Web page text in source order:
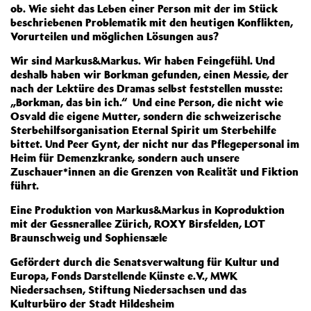
ob. Wie sieht das Leben einer Person mit der im Stück
beschriebenen Problematik mit den heutigen Konflikten,
Vorurteilen und möglichen Lösungen aus?
Wir sind Markus&Markus. Wir haben Feingefühl. Und
deshalb haben wir Borkman gefunden, einen Messie, der
nach der Lektüre des Dramas selbst feststellen musste:
„Borkman, das bin ich.“ Und eine Person, die nicht wie
Osvald die eigene Mutter, sondern die schweizerische
Sterbehilfsorganisation Eternal Spirit um Sterbehilfe
bittet. Und Peer Gynt, der nicht nur das Pflegepersonal im
Heim für Demenzkranke, sondern auch unsere
Zuschauer*innen an die Grenzen von Realität und Fiktion
führt.
Eine Produktion von Markus&Markus in Koproduktion
mit der Gessnerallee Zürich, ROXY Birsfelden, LOT
Braunschweig und Sophiensæle
Gefördert durch die Senatsverwaltung für Kultur und
Europa, Fonds Darstellende Künste e.V., MWK
Niedersachsen, Stiftung Niedersachsen und das
Kulturbüro der Stadt Hildesheim